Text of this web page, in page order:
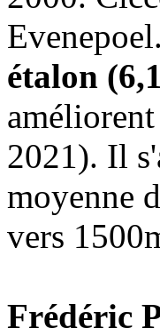
étalon
2021). Il
moyenne
vers
Frédéric